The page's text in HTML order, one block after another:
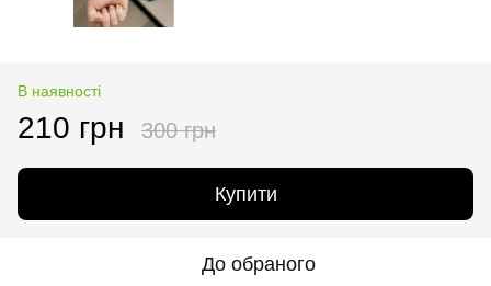
В наявності
210 грн 300 грн
Купити
До обраного